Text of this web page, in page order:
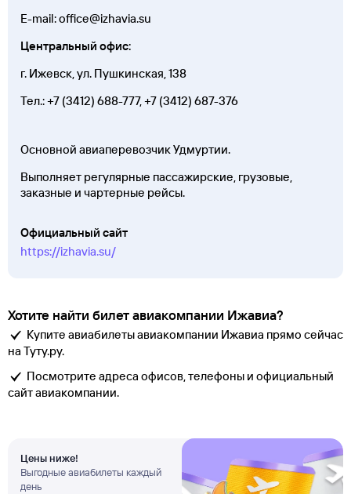
E-mail: office@izhavia.su
Центральный офис:
г. Ижевск, ул. Пушкинская, 138
Тел.:+7 (3412) 688-777, +7 (3412) 687-376
Основной авиаперевозчик Удмуртии.
Выполняет регулярные пассажирские, грузовые,
заказные и чартерные рейсы.
Официальный сайт
https://izhavia.su/
Хотите найти билет авиакомпании Ижавиа?
Купите авиабилеты авиакомпании Ижавиа прямо сейчас
на Туту.ру.
Посмотрите адреса офисов, телефоны и официальный
сайт авиакомпании.
Цены ниже!
Выгодные авиабилеты каждый
день